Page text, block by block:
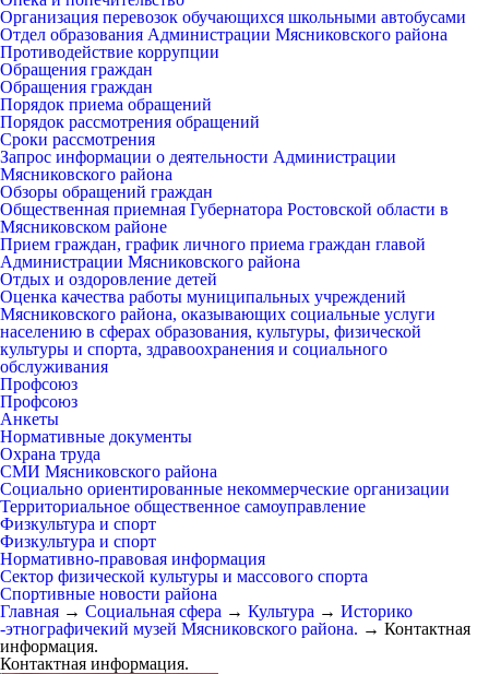
Организация перевозок обучающихся школьными автобусами
Отдел образования Администрации Мясниковского района
Противодействие коррупции
Обращения граждан
Обращения граждан
Порядок приема обращений
Порядок рассмотрения обращений
Сроки рассмотрения
Запрос информации о деятельности Администрации
Мясниковского района
Обзоры обращений граждан
Общественная приемная Губернатора Ростовской области в
Мясниковском районе
Прием граждан, график личного приема граждан главой
Администрации Мясниковского района
Отдых и оздоровление детей
Оценка качества работы муниципальных учреждений
Мясниковского района, оказывающих социальные услуги
населению в сферах образования, культуры, физической
культуры и спорта, здравоохранения и социального
обслуживания
Профсоюз
Профсоюз
Анкеты
Нормативные документы
Охрана труда
СМИ Мясниковского района
Социально ориентированные некоммерческие организации
Территориальное общественное самоуправление
Физкультура и спорт
Физкультура и спорт
Нормативно-правовая информация
Сектор физической культуры и массового спорта
Спортивные новости района
Главная → Социальная сфера → Культура → Историко
-этнографичекий музей Мясниковского района. → Контактная
информация.
Контактная информация.